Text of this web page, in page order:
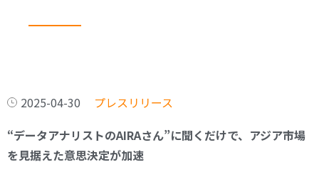
2025-04-30
プレスリリース
“データアナリストのAIRAさん”に聞くだけで、アジア市場
を見据えた意思決定が加速